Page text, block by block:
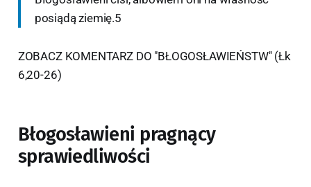
posiądą ziemię.5
ZOBACZ KOMENTARZ DO "BŁOGOSŁAWIEŃSTW" (Łk
6,20-26)
Błogosławieni pragnący
sprawiedliwości